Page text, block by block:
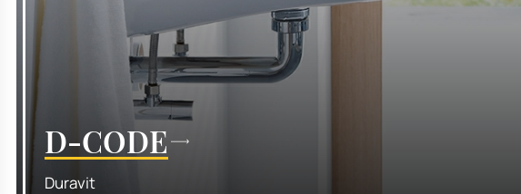
D-CODE
Duravit